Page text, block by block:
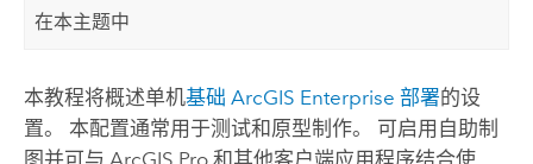
在本主题中
本教程将概述单机基础 ArcGIS Enterprise 部署的设
置。 本配置通常用于测试和原型制作。 可启用自助制
图并可与 ArcGIS Pro和其他客户端应用程序结合使